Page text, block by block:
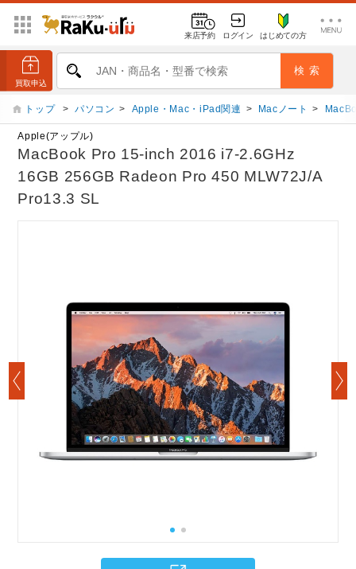
来店予約 ログイン はじめての方
トップ > パソコン > Apple・Mac・iPad関連 > Macノート >
Apple(アップル)
MacBook Pro 15-inch 2016 i7-2.6GHz
16GB 256GB Radeon Pro 450 MLW72J/A
Pro13.3 SL